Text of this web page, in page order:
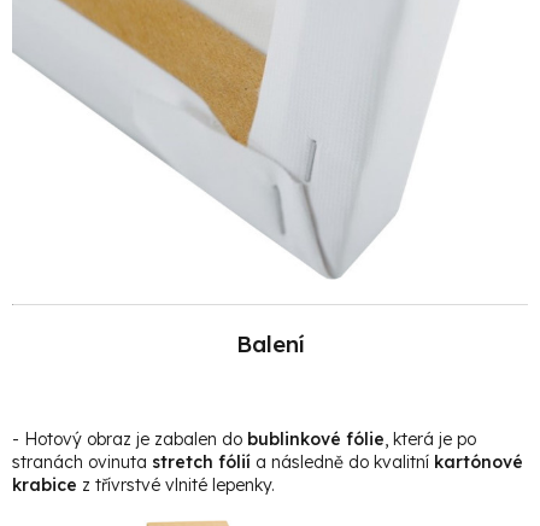
Balení
- Hotový obraz je zabalen do bublinkové fólie, která je po
stranách ovinuta stretch fólií a následně do kvalitní kartónové
krabice z třívrstvé vlnité lepenky.